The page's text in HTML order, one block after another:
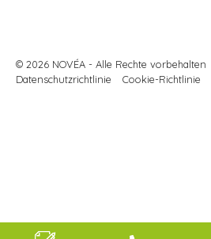
© 2026 NOVÉA - Alle Rechte vorbehalten
Datenschutzrichtlinie
Cookie-Richtlinie